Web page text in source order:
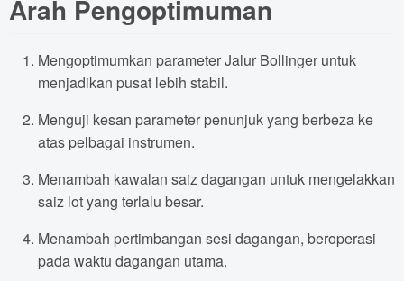
Arah Pengoptimuman
Mengoptimumkan parameter Jalur Bollinger untuk
menjadikan pusat lebih stabil.
Menguji kesan parameter penunjuk yang berbeza ke
atas pelbagai instrumen.
Menambah kawalan saiz dagangan untuk mengelakkan
saiz lot yang terlalu besar.
Menambah pertimbangan sesi dagangan, beroperasi
pada waktu dagangan utama.